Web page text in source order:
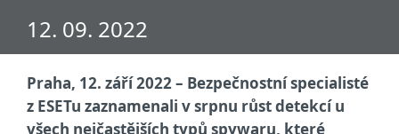
12. 09. 2022
Praha, 12. září 2022 – Bezpečnostní specialisté
z ESETu zaznamenali v srpnu růst detekcí u
všech nejčastějších typů spywaru, které